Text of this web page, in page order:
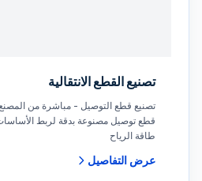
تصنيع القطع الانتقالية
قطع توصيل مصنوعة بدقة لربط
طاقة الرياح
عرض التفاصيل